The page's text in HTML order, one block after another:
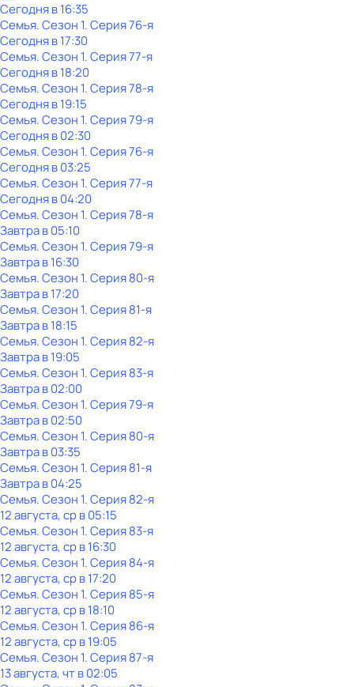
Сегодня в 16:35
Семья. Сезон 1. Серия 76-я
Сегодня в 17:30
Семья. Сезон 1. Серия 77-я
Сегодня в 18:20
Семья. Сезон 1. Серия 78-я
Сегодня в 19:15
Семья. Сезон 1. Серия 79-я
Сегодня в 02:30
Семья. Сезон 1. Серия 76-я
Сегодня в 03:25
Семья. Сезон 1. Серия 77-я
Сегодня в 04:20
Семья. Сезон 1. Серия 78-я
Завтра в 05:10
Семья. Сезон 1. Серия 79-я
Завтра в 16:30
Семья. Сезон 1. Серия 80-я
Завтра в 17:20
Семья. Сезон 1. Серия 81-я
Завтра в 18:15
Семья. Сезон 1. Серия 82-я
Завтра в 19:05
Семья. Сезон 1. Серия 83-я
Завтра в 02:00
Семья. Сезон 1. Серия 79-я
Завтра в 02:50
Семья. Сезон 1. Серия 80-я
Завтра в 03:35
Семья. Сезон 1. Серия 81-я
Завтра в 04:25
Семья. Сезон 1. Серия 82-я
12 августа, ср в 05:15
Семья. Сезон 1. Серия 83-я
12 августа, ср в 16:30
Семья. Сезон 1. Серия 84-я
12 августа, ср в 17:20
Семья. Сезон 1. Серия 85-я
12 августа, ср в 18:10
Семья. Сезон 1. Серия 86-я
12 августа, ср в 19:05
Семья. Сезон 1. Серия 87-я
13 августа, чт в 02:05